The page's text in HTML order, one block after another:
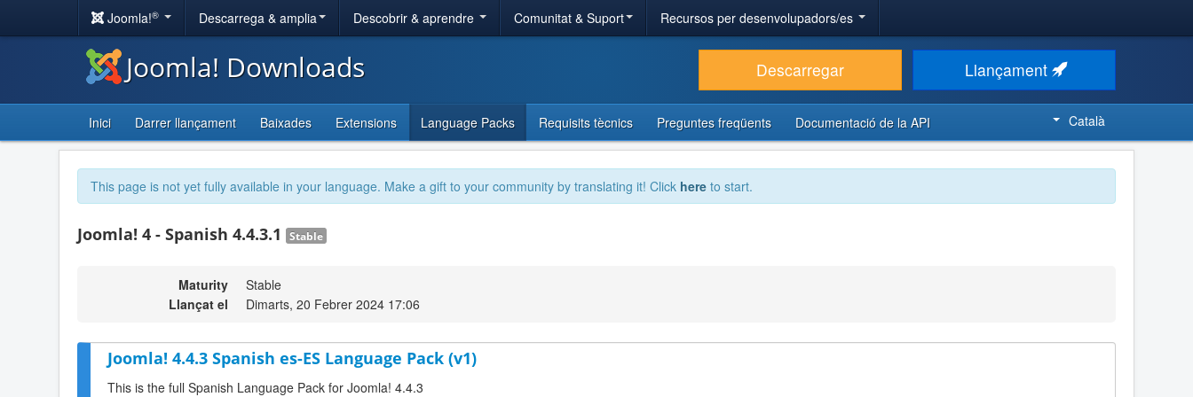
Joomla!® Descarrega & amplia Descobrir & aprendre Comunitat & Suport Recursos per desenvolupadors/es
Joomla! Downloads Descarregar Llançament
Inici Darrer llançament Baixades Extensions Language Packs Requisits tècnics Preguntes freqüents Documentació de la API Català
This page is not yet fully available in your language. Make a gift to your community by translating it! Click here to start.
Joomla! 4 - Spanish 4.4.3.1 Stable
Maturity
Stable
Llançat el
Dimarts, 20 Febrer 2024 17:06
Joomla! 4.4.3 Spanish es-ES Language Pack (v1)
This is the full Spanish Language Pack for Joomla! 4.4.3